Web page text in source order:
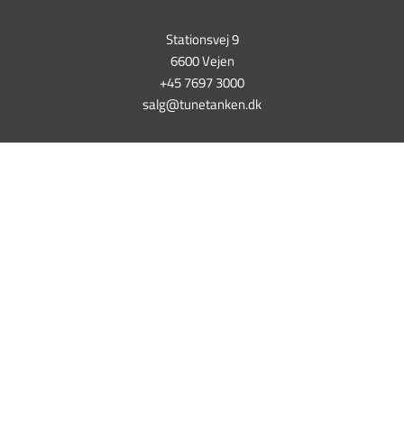
Stationsvej 9
6600 Vejen
+45 7697 3000
salg@tunetanken.dk